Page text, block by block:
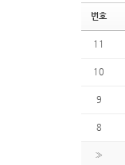
번호
11
10
9
8
»